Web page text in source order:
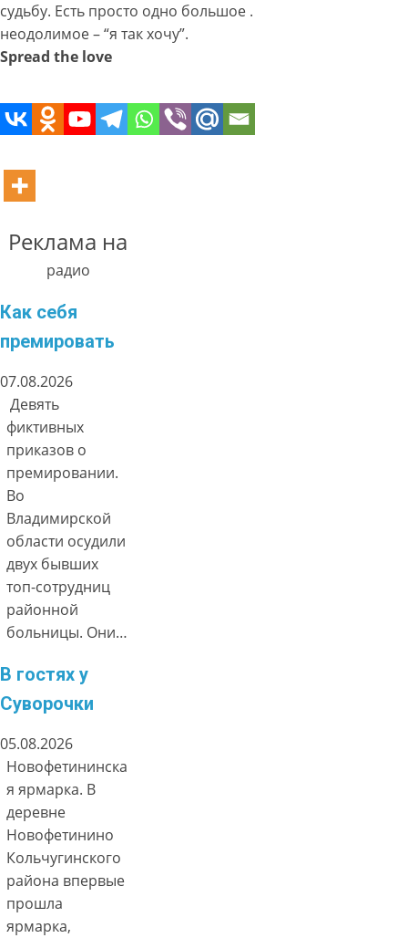
судьбу. Есть просто одно большое .
неодолимое – “я так хочу”.
Spread the love
Реклама на
радио
Как себя
премировать
07.08.2026
Девять
фиктивных
приказов о
премировании.
Во
Владимирской
области осудили
двух бывших
топ-сотрудниц
районной
больницы. Они…
В гостях у
Суворочки
05.08.2026
Новофетининска
я ярмарка. В
деревне
Новофетинино
Кольчугинского
района впервые
прошла
ярмарка,